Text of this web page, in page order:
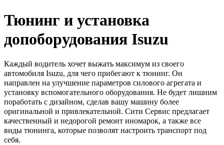
Тюнинг и установка
допоборудования Isuzu
Каждый водитель хочет выжать максимум из своего
автомобиля Isuzu, для чего прибегают к тюнинг. Он
направлен на улучшение параметров силового агрегата и
установку вспомогательного оборудования. Не будет лишним
поработать с дизайном, сделав вашу машину более
оригинальной и привлекательной. Сити Сервис предлагает
качественный и недорогой ремонт иномарок, а также все
виды тюнинга, которые позволят настроить транспорт под
себя.